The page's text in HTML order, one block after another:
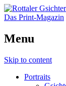
Das Print-Magazin
Menu
Skip to content
Portraits